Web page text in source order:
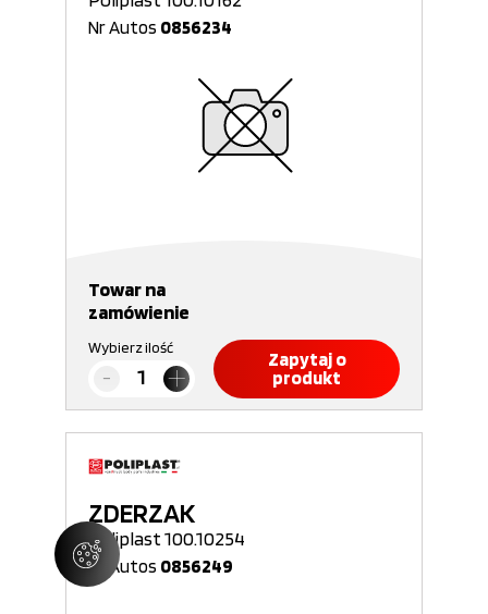
Nr Autos 0856234
Towar na
zamówienie
Wybierz ilość
Zapytaj o
produkt
ZDERZAK
Poliplast 100.10254
Nr Autos 0856249